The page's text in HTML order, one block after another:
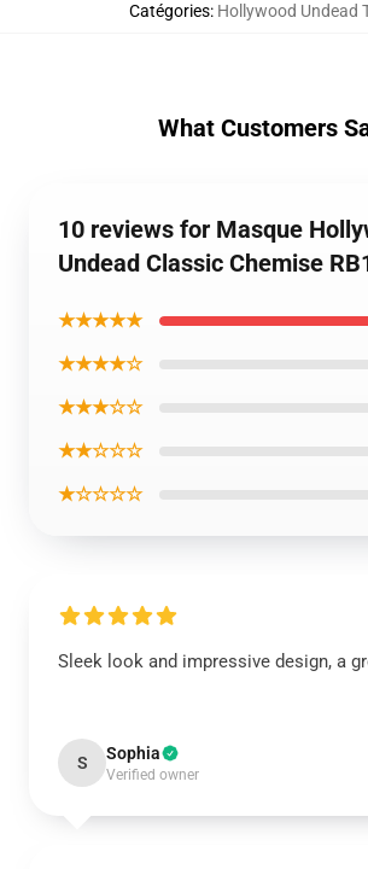
Catégories: Hollywood Undead
What Customers
10 reviews for Masque
Undead Classic Chemise
★★★★★
★★★★☆
★★★☆☆
★★☆☆☆
★☆☆☆☆
Sleek look and impressive design, a
S Sophia
Verified owner